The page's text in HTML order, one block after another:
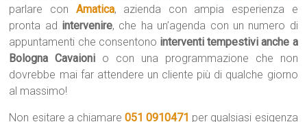
parlare con Amatica, azienda con ampia esperienza e
pronta ad intervenire, che ha un’agenda con un numero di
appuntamenti che consentono interventi tempestivi anche a
Bologna Cavaioni o con una programmazione che non
dovrebbe mai far attendere un cliente più di qualche giorno
al massimo!
Non esitare a chiamare 051 0910471 per qualsiasi esigenza